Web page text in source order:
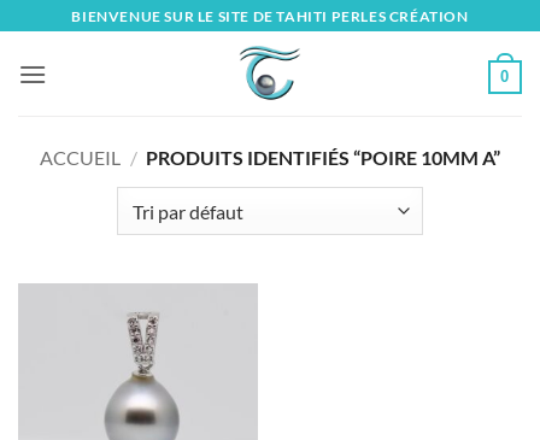
content
BIENVENUE SUR LE SITE DE TAHITI PERLES CRÉATION
0
ACCUEIL / PRODUITS IDENTIFIÉS “POIRE 10MM A”